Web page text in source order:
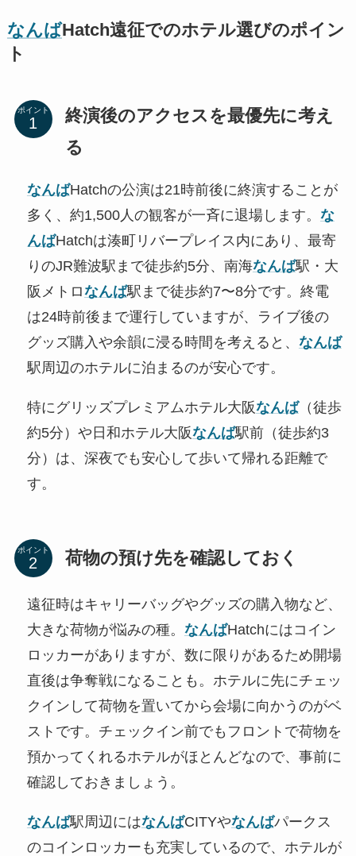
なんばHatch遠征でのホテル選びのポイン
ト
ポイント
終演後のアクセスを最優先に考え
る
なんばHatchの公演は21時前後に終演することが
多く、約1,500人の観客が一斉に退場します。 な
んばHatchは湊町リバープレイス内にあり、最寄
りのJR難波駅まで徒歩約5分、南海なんば駅・大
阪メトロなんば駅まで徒歩約7〜8分です。終電
は24時前後まで運行していますが、ライブ後の
グッズ購入や余韻に浸る時間を考えると、 なんば
駅周辺のホテルに泊まるのが安心です。
特にグリッズプレミアムホテル大阪なんば（徒歩
約5分）や日和ホテル大阪なんば駅前（徒歩約3
分）は、深夜でも安心して歩いて帰れる距離で
す。
ポイント 荷物の預け先を確認しておく
遠征時はキャリーバッグやグッズの購入物など、
大きな荷物が悩みの種。 なんばHatchにはコイン
ロッカーがありますが、数に限りがあるため開場
直後は争奪戦になることも。ホテルに先にチェッ
クインして荷物を置いてから会場に向かうのがベ
ストです。チェックイン前でもフロントで荷物を
預かってくれるホテルがほとんどなので、事前に
確認しておきましょう。
なんば駅周辺にはなんばCITYやなんばパークス
のコインロッカーも充実しているので、ホテルが